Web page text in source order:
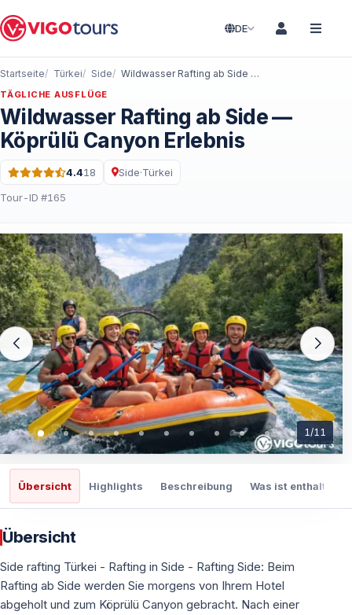
DE
Startseite Türkei Side Wildwasser Rafting ab Side — Köprülü Canyon Erlebnis
TÄGLICHE AUSFLÜGE
Wildwasser Rafting ab Side —
Köprülü Canyon Erlebnis
Bewertung: 4.4 von 5 · 18 Bewertungen
4.418 Side·Türkei
Tour-ID #165
1/11
Übersicht Highlights Beschreibung Was ist enthalten
Übersicht
Side rafting Türkei - Rafting in Side - Rafting Side: Beim
Rafting ab Side werden Sie morgens von Ihrem Hotel
abgeholt und zum Köprülü Canyon gebracht. Nach einer